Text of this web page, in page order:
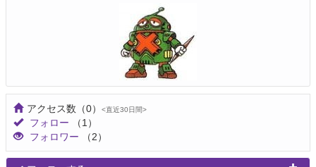
アクセス数 （0） <直近30日間>
フォロー
（1）
フォロワー
（2）